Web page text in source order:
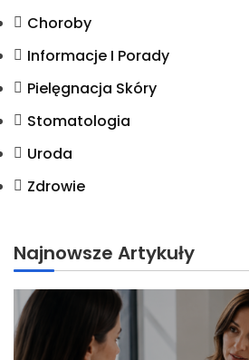
Choroby
Informacje I Porady
Pielęgnacja Skóry
Stomatologia
Uroda
Zdrowie
Najnowsze Artykuły